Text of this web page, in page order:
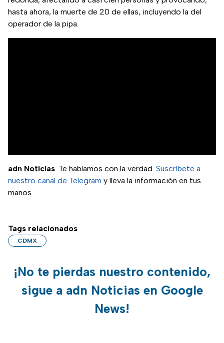
hasta ahora, la muerte de 20 de ellas, incluyendo la del
operador de la pipa.
adn Noticias. Te hablamos con la verdad. Suscríbete a
nuestro canal de Telegram y lleva la información en tus
manos.
Tags relacionados
CDMX
¡No te pierdas nuestro contenido,
sigue a adn Noticias en Google
News!